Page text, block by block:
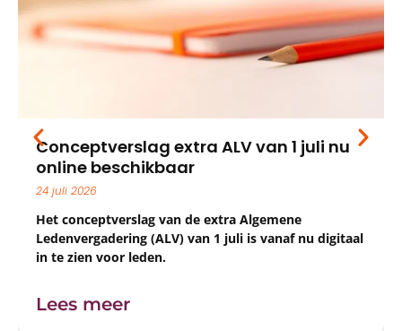
Conceptverslag extra ALV van 1 juli nu
online beschikbaar
24 juli 2026
Het conceptverslag van de extra Algemene
Ledenvergadering (ALV) van 1 juli is vanaf nu digitaal
in te zien voor leden.
Lees meer